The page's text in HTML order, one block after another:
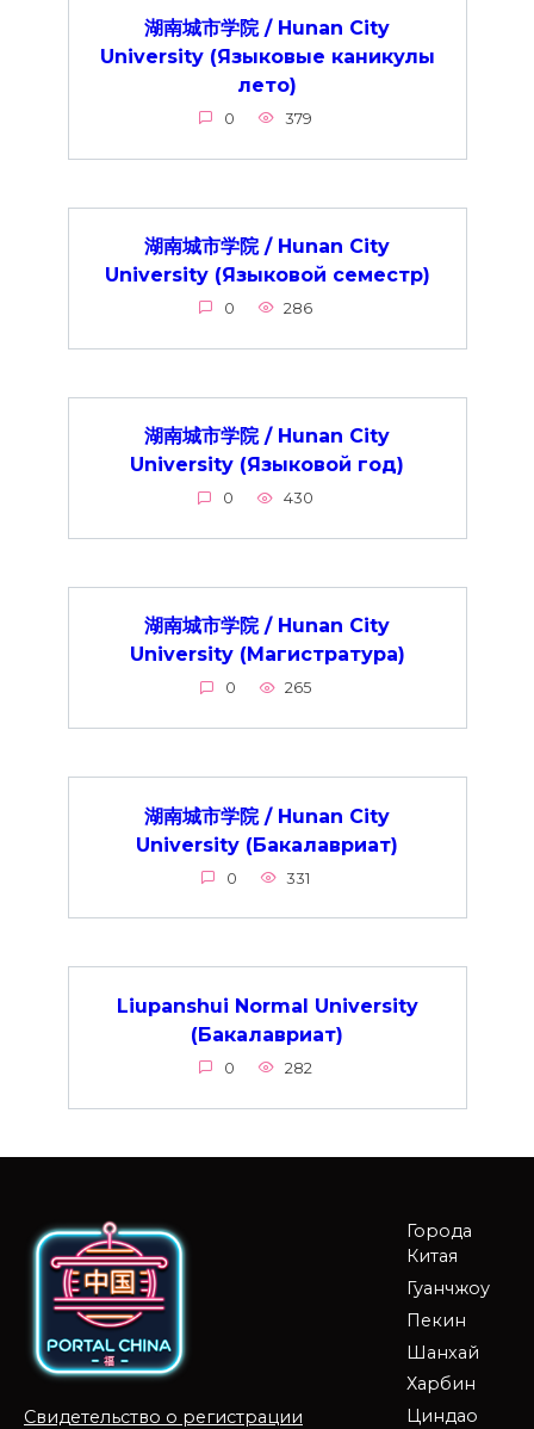
湖南城市学院 / Hunan City
University (Языковые каникулы
лето)
0 379
湖南城市学院 / Hunan City
University (Языковой семестр)
0 286
湖南城市学院 / Hunan City
University (Языковой год)
0 430
湖南城市学院 / Hunan City
University (Магистратура)
0 265
湖南城市学院 / Hunan City
University (Бакалавриат)
0 331
Liupanshui Normal University
(Бакалавриат)
0 282
Свидетельство о регистрации
Города
Китая
Гуанчжоу
Пекин
Шанхай
Харбин
Циндао